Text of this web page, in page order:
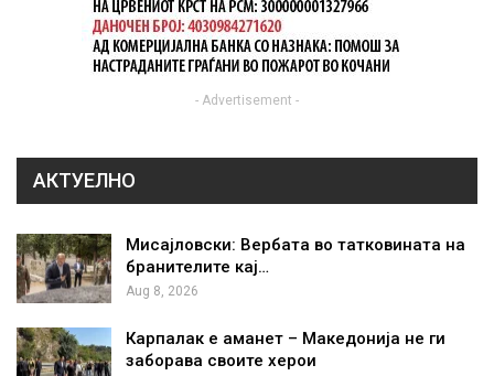
- Advertisement -
АКТУЕЛНО
Мисајловски: Вербата во татковината на
бранителите кај…
Aug 8, 2026
Карпалак е аманет – Македонија не ги
заборава своите херои